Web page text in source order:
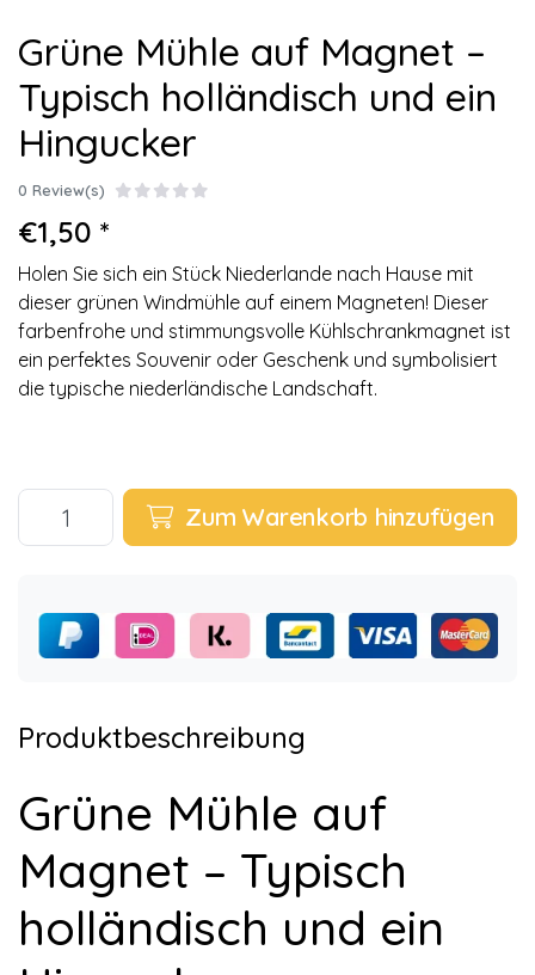
Grüne Mühle auf Magnet –
Typisch holländisch und ein
Hingucker
0 Review(s)
€1,50 *
Holen Sie sich ein Stück Niederlande nach Hause mit
dieser grünen Windmühle auf einem Magneten! Dieser
farbenfrohe und stimmungsvolle Kühlschrankmagnet ist
ein perfektes Souvenir oder Geschenk und symbolisiert
die typische niederländische Landschaft.
Zum Warenkorb hinzufügen
Produktbeschreibung
Grüne Mühle auf
Magnet – Typisch
holländisch und ein